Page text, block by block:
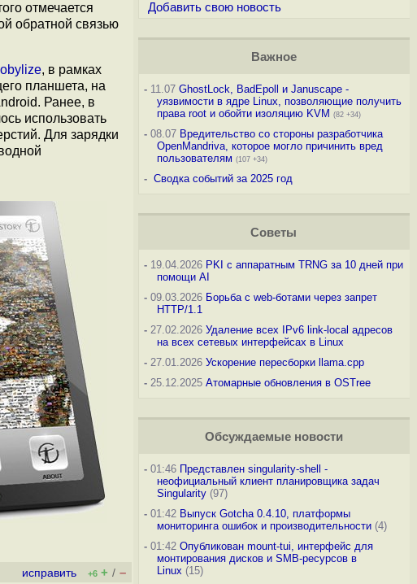
отмечается
обратной связью
, в рамках
планшета, на
Ранее, в
использовать
Для зарядки
исправить +6 + / –
Добавить свою новость
Важное
-11.07 GhostLock, BadEpoll и Januscape -
уязвимости в ядре Linux, позволяющие получить
права root и обойти изоляцию KVM (82 +34)
-08.07 Вредительство со стороны разработчика
OpenMandriva, которое могло причинить вред
пользователям (107 +34)
- Сводка событий за 2025 год
Советы
-19.04.2026 PKI с аппаратным TRNG за 10 дней при
помощи AI
-09.03.2026 Борьба с web-ботами через запрет
HTTP/1.1
-27.02.2026 Удаление всех IPv6 link-local адресов
на всех сетевых интерфейсах в Linux
-27.01.2026 Ускорение пересборки llama.cpp
-25.12.2025 Атомарные обновления в OSTree
Обсуждаемые новости
-01:46 Представлен singularity-shell -
неофициальный клиент планировщика задач
Singularity(97)
-01:42 Выпуск Gotcha 0.4.10, платформы
мониторинга ошибок и производительности(4)
-01:42 Опубликован mount-tui, интерфейс для
монтирования дисков и SMB-ресурсов в
Linux (15)